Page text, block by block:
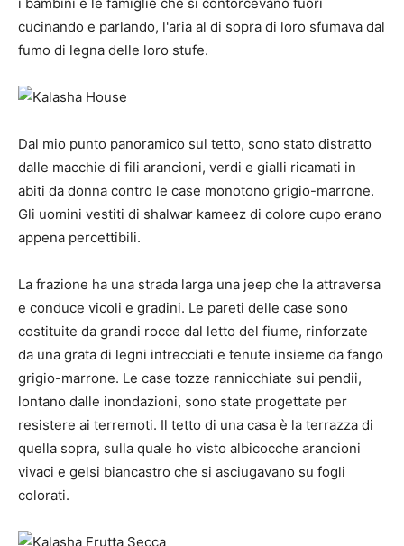
i bambini e le famiglie che si contorcevano fuori
cucinando e parlando, l'aria al di sopra di loro sfumava dal
fumo di legna delle loro stufe.
Dal mio punto panoramico sul tetto, sono stato distratto
dalle macchie di fili arancioni, verdi e gialli ricamati in
abiti da donna contro le case monotono grigio-marrone.
Gli uomini vestiti di shalwar kameez di colore cupo erano
appena percettibili.
La frazione ha una strada larga una jeep che la attraversa
e conduce vicoli e gradini. Le pareti delle case sono
costituite da grandi rocce dal letto del fiume, rinforzate
da una grata di legni intrecciati e tenute insieme da fango
grigio-marrone. Le case tozze rannicchiate sui pendii,
lontano dalle inondazioni, sono state progettate per
resistere ai terremoti. Il tetto di una casa è la terrazza di
quella sopra, sulla quale ho visto albicocche arancioni
vivaci e gelsi biancastro che si asciugavano su fogli
colorati.